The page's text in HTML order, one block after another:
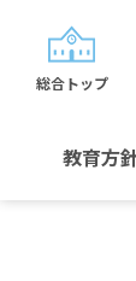
教育方
総合トップ